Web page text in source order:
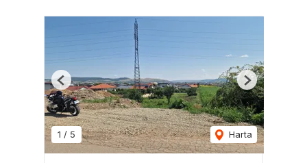
1 / 5 Harta
Previous Next